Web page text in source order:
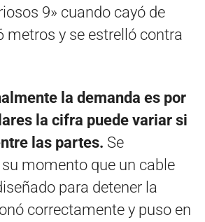
9» cuando cayó de
metros y se estrelló contra
la demanda es por
la cifra puede variar si
las partes. Se
momento que un cable
para detener la
correctamente y puso en